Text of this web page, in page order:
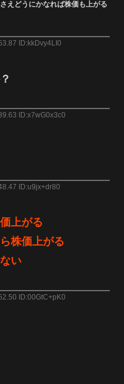
えどうにかなれば株価も上がる
ID:kkDvy4LI0
ID:x7wG0x3c0
ID:u9jx+dr80
上がる
株価上がる
い
ID:00GtC+pK0